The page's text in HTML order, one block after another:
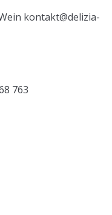
kontakt@delizia-
763